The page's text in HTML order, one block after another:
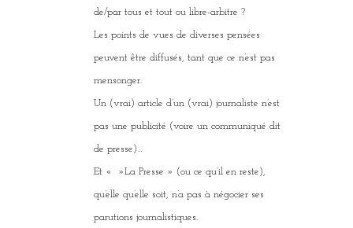
de/par tous et tout ou libre-arbitre ?
Les points de vues de diverses pensées
peuvent être diffusés, tant que ce n’est pas
mensonger.
Un (vrai) article d’un (vrai) journaliste n’est
pas une publicité (voire un communiqué dit
de presse)…
Et « »La Presse » (ou ce qu’il en reste),
qu’elle qu’elle soit, n’a pas à négocier ses
parutions journalistiques.